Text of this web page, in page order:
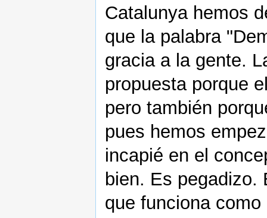
Catalunya hemos
que la palabra
gracia a la gente.
propuesta porque
pero también
pues hemos
incapié en el
bien. Es pegadizo.
que funciona